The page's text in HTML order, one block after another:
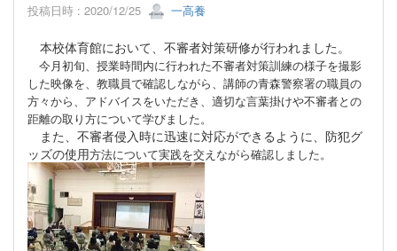
投稿日時 : 2020/12/25 一高養
本校体育館において、不審者対策研修が行われました。
今月初旬、授業時間内に行われた不審者対策訓練の様子を撮影
した映像を、教職員で確認しながら、講師の青森警察署の職員の
方々から、アドバイスをいただき、適切な言葉掛けや不審者との
距離の取り方について学びました。
また、不審者侵入時に迅速に対応ができるように、防犯グ
ッズの使用方法について実践を交えながら確認しました。